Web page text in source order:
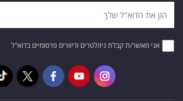
אני מאשר/ת קבלת ניוזלטרים ודיוורים פרסומיים בדוא"ל